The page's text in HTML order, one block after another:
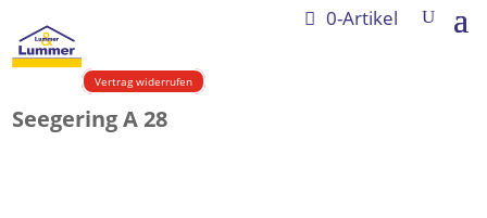
0-Artikel
Vertrag widerrufen
Seegering A 28